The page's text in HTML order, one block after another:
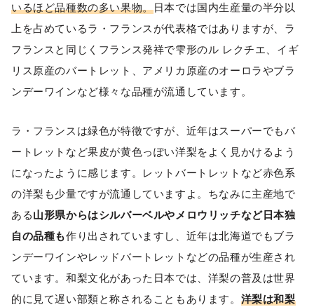
いるほど品種数の多い果物。日本では国内生産量の半分以
上を占めているラ・フランスが代表格ではありますが、ラ
フランスと同じくフランス発祥で雫形のル レクチエ、イギ
リス原産のバートレット、アメリカ原産のオーロラやブラ
ンデーワインなど様々な品種が流通しています。
ラ・フランスは緑色が特徵ですが、近年はスーパーでもバ
ートレットなど果皮が黄色っぽい洋梨をよく見かけるよう
になったように感じます。レットバートレットなど赤色系
の洋梨も少量ですが流通していますよ。ちなみに主産地で
ある山形県からはシルバーベルやメロウリッチなど日本独
自の品種も作り出されていますし、近年は北海道でもブラ
ンデーワインやレッドバートレットなどの品種が生産され
ています。和梨文化があった日本では、洋梨の普及は世界
的に見て遅い部類と称されることもあります。 洋梨は和梨